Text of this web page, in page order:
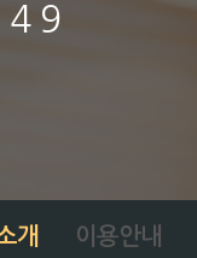
개 이용안내